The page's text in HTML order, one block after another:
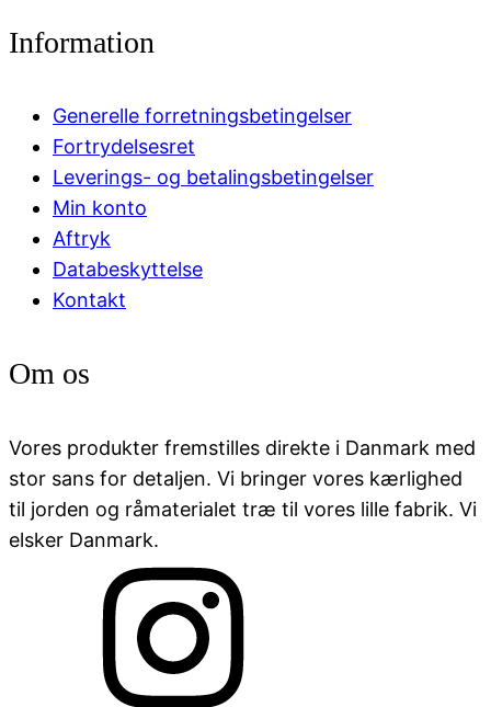
Information
Generelle forretningsbetingelser
Fortrydelsesret
Leverings- og betalingsbetingelser
Min konto
Aftryk
Databeskyttelse
Kontakt
Om os
Vores produkter fremstilles direkte i Danmark med
stor sans for detaljen. Vi bringer vores kærlighed
til jorden og råmaterialet træ til vores lille fabrik. Vi
elsker Danmark.